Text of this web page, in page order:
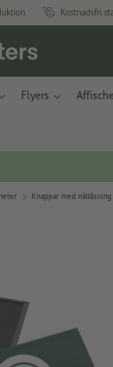
Kostnadsfri
Flyers
Knappar med nållåsning